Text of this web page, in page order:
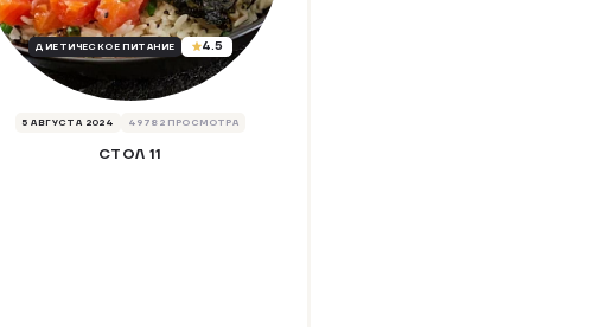
ДИЕТИЧЕСКОЕ ПИТАНИЕ 4.5
5 АВГУСТА 2024 49782 ПРОСМОТРА
СТОЛ 11